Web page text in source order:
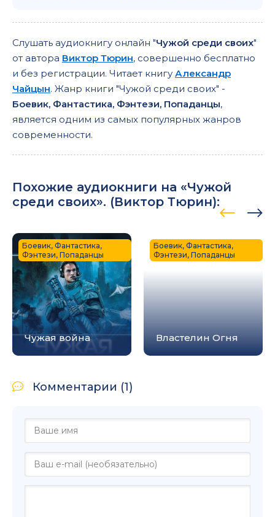
Слушать аудиокнигу онлайн "Чужой среди своих"
от автора Виктор Тюрин, совершенно бесплатно
и без регистрации. Читает книгу Александр
Чайцын. Жанр книги "Чужой среди своих" -
Боевик, Фантастика, Фэнтези, Попаданцы,
является одним из самых популярных жанров
современности.
Похожие аудиокниги на «Чужой
среди своих». (Виктор Тюрин):
Чужая война
Боевик, Фантастика,
Фэнтези, Попаданцы
Властелин Огня
Боевик, Фантастика,
Фэнтези, Попаданцы
Комментарии (1)